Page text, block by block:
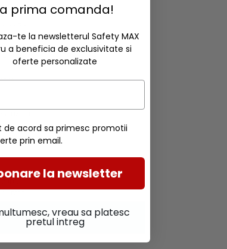
si
);
(
EN ISO
uzurii;
lasa
prima comanda!
te la newsletterul Safety MAX
a beneficia de exclusivitate si
oferte personalizate
de acord sa primesc promotii
prin email.
la newsletter
vreau sa platesc
pretul intreg